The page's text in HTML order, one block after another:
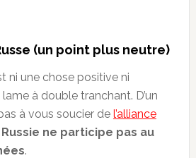
(un point plus neutre)
ni une chose positive ni
lame à double tranchant. D’un
à vous soucier de l’alliance
ne participe pas au
.